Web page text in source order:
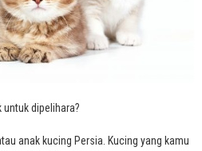
dipelihara?
anak kucing Persia. Kucing yang kamu